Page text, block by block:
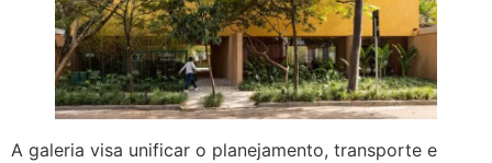
A galeria visa unificar o planejamento, transporte e